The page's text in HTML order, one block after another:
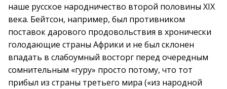
наше русское народничество второй половины XIX
века. Бейтсон, например, был противником
поставок дарового продовольствия в хронически
голодающие страны Африки и не был склонен
впадать в слабоумный восторг перед очередным
сомнительным «гуру» просто потому, что тот
прибыл из страны третьего мира («из народной